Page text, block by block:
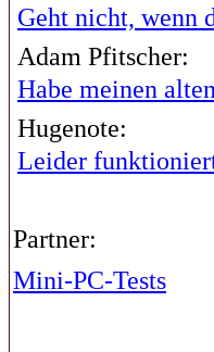
Geht nicht, wenn
Adam Pfitscher:
Habe meinen
Hugenote:
Leider
Partner:
Mini-PC-Tests